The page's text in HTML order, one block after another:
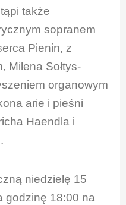
także
sopranem
Pienin, z
Milena Sołtys-
organowym
arie i pieśni
Haendla i
niedzielę 15
godzinę 18:00 na